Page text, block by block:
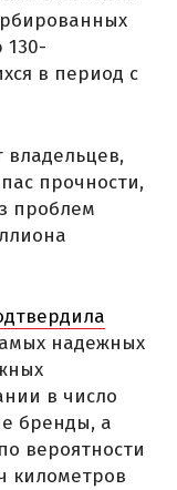
130-
в период с
владельцев,
прочности,
проблем
надежных
в число
бренды, а
вероятности
километров